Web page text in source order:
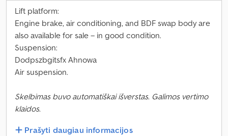
Lift platform:
Engine brake, air conditioning, and BDF swap body are
also available for sale – in good condition.
Suspension:
Dodpszbgitsfx Ahnowa
Air suspension.
Skelbimas buvo automatiškai išverstas. Galimos vertimo
klaidos.
Prašyti daugiau informacijos